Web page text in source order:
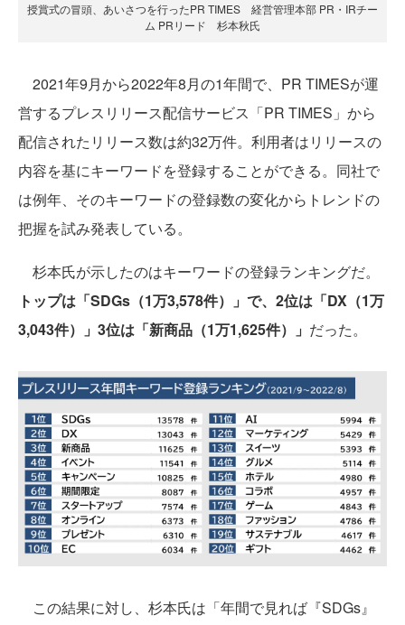
授賞式の冒頭、あいさつを行ったPR TIMES 経営管理本部 PR・IRチー
ム PRリード 杉本秋氏
2021年9月から2022年8月の1年間で、PR TIMESが運
営するプレスリリース配信サービス「PR TIMES」から
配信されたリリース数は約32万件。利用者はリリースの
内容を基にキーワードを登録することができる。同社で
は例年、そのキーワードの登録数の変化からトレンドの
把握を試み発表している。
杉本氏が示したのはキーワードの登録ランキングだ。
トップは「SDGs（1万3,578件）」で、2位は「DX（1万
3,043件）」3位は「新商品（1万1,625件）」 だった。
この結果に対し、杉本氏は「年間で見れば『SDGs』